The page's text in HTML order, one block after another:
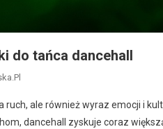
do tańca dancehall
ruch, ale również wyraz emocji i
dancehall zyskuje coraz